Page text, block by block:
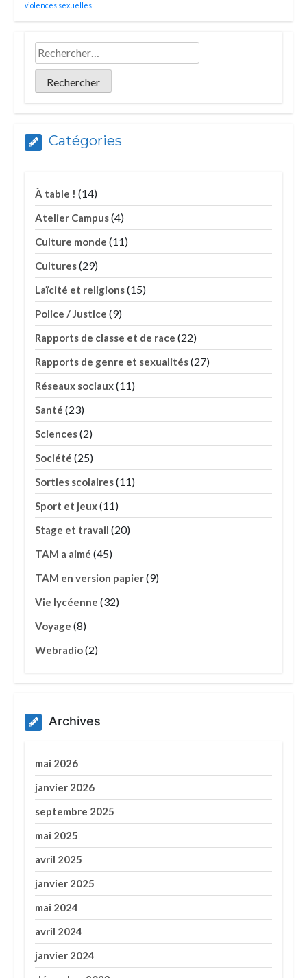
violences sexuelles
Catégories
À table ! (14)
Atelier Campus(4)
Culture monde (11)
Cultures(29)
Laïcité et religions(15)
Police / Justice (9)
Rapports de classe et de race (22)
Rapports de genre et sexualités(27)
Réseaux sociaux(11)
Santé (23)
Sciences(2)
Société (25)
Sorties scolaires(11)
Sport et jeux(11)
Stage et travail (20)
TAM a aimé (45)
TAM en version papier(9)
Vie lycéenne (32)
Voyage (8)
Webradio(2)
Archives
mai 2026
janvier 2026
septembre 2025
mai 2025
avril 2025
janvier 2025
mai 2024
avril 2024
janvier 2024